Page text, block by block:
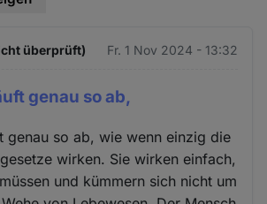
überprüft) Fr. 1 Nov 2024 - 13:32
genau so ab,
genau so ab, wie wenn einzig die
wirken. Sie wirken einfach,
und kümmern sich nicht um